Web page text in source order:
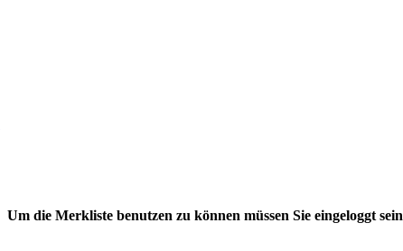
Um die Merkliste benutzen zu können müssen Sie eingeloggt sein